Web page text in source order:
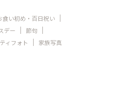
食い初め・百日祝い
デー
節句
ィフォト 家族写真